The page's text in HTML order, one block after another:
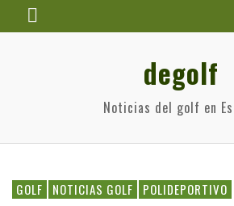
degolf
Noticias del golf en
GOLF NOTICIAS GOLF POLIDEPORTIVO